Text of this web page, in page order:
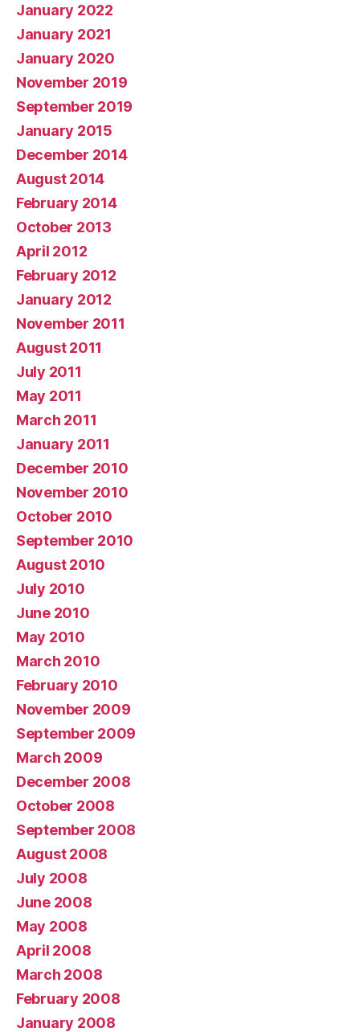
January 2022
January 2021
January 2020
November 2019
September 2019
January 2015
December 2014
August 2014
February 2014
October 2013
April 2012
February 2012
January 2012
November 2011
August 2011
July 2011
May 2011
March 2011
January 2011
December 2010
November 2010
October 2010
September 2010
August 2010
July 2010
June 2010
May 2010
March 2010
February 2010
November 2009
September 2009
March 2009
December 2008
October 2008
September 2008
August 2008
July 2008
June 2008
May 2008
April 2008
March 2008
February 2008
January 2008